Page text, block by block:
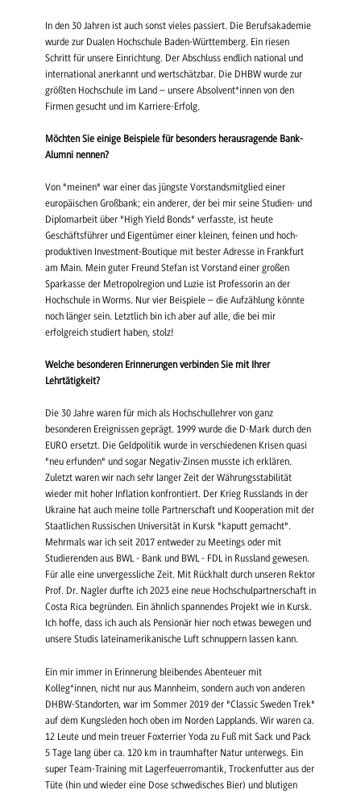
In den 30 Jahren ist auch sonst vieles passiert. Die Berufsakademie
wurde zur Dualen Hochschule Baden-Württemberg. Ein riesen
Schritt für unsere Einrichtung. Der Abschluss endlich national und
international anerkannt und wertschätzbar. Die DHBW wurde zur
größten Hochschule im Land – unsere Absolvent*innen von den
Firmen gesucht und im Karriere-Erfolg.
Möchten Sie einige Beispiele für besonders herausragende Bank-
Alumni nennen?
Von "meinen" war einer das jüngste Vorstandsmitglied einer
europäischen Großbank; ein anderer, der bei mir seine Studien- und
Diplomarbeit über "High Yield Bonds" verfasste, ist heute
Geschäftsführer und Eigentümer einer kleinen, feinen und hoch-
produktiven Investment-Boutique mit bester Adresse in Frankfurt
am Main. Mein guter Freund Stefan ist Vorstand einer großen
Sparkasse der Metropolregion und Luzie ist Professorin an der
Hochschule in Worms. Nur vier Beispiele – die Aufzählung könnte
noch länger sein. Letztlich bin ich aber auf alle, die bei mir
erfolgreich studiert haben, stolz!
Welche besonderen Erinnerungen verbinden Sie mit Ihrer
Lehrtätigkeit?
Die 30 Jahre waren für mich als Hochschullehrer von ganz
besonderen Ereignissen geprägt. 1999 wurde die D-Mark durch den
EURO ersetzt. Die Geldpolitik wurde in verschiedenen Krisen quasi
"neu erfunden" und sogar Negativ-Zinsen musste ich erklären.
Zuletzt waren wir nach sehr langer Zeit der Währungsstabilität
wieder mit hoher Inflation konfrontiert. Der Krieg Russlands in der
Ukraine hat auch meine tolle Partnerschaft und Kooperation mit der
Staatlichen Russischen Universität in Kursk "kaputt gemacht".
Mehrmals war ich seit 2017 entweder zu Meetings oder mit
Studierenden aus BWL - Bank und BWL - FDL in Russland gewesen.
Für alle eine unvergessliche Zeit. Mit Rückhalt durch unseren Rektor
Prof. Dr. Nagler durfte ich 2023 eine neue Hochschulpartnerschaft in
Costa Rica begründen. Ein ähnlich spannendes Projekt wie in Kursk.
Ich hoffe, dass ich auch als Pensionär hier noch etwas bewegen und
unsere Studis lateinamerikanische Luft schnuppern lassen kann.
Ein mir immer in Erinnerung bleibendes Abenteuer mit
Kolleg*innen, nicht nur aus Mannheim, sondern auch von anderen
DHBW-Standorten, war im Sommer 2019 der "Classic Sweden Trek"
auf dem Kungsleden hoch oben im Norden Lapplands. Wir waren ca.
12 Leute und mein treuer Foxterrier Yoda zu Fuß mit Sack und Pack
5 Tage lang über ca. 120 km in traumhafter Natur unterwegs. Ein
super Team-Training mit Lagerfeuerromantik, Trockenfutter aus der
Tüte (hin und wieder eine Dose schwedisches Bier) und blutigen